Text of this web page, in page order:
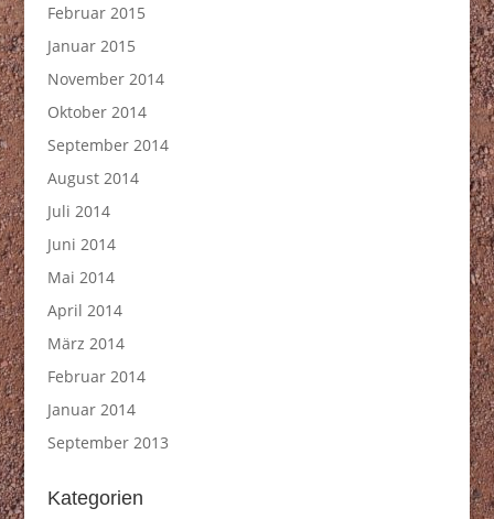
Februar 2015
Januar 2015
November 2014
Oktober 2014
September 2014
August 2014
Juli 2014
Juni 2014
Mai 2014
April 2014
März 2014
Februar 2014
Januar 2014
September 2013
Kategorien